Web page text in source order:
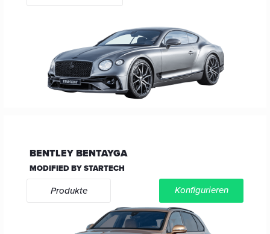
BENTLEY BENTAYGA
MODIFIED BY STARTECH
Produkte Konfigurieren